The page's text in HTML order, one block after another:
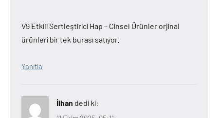
V9 Etkili Sertleştirici Hap – Cinsel Ürünler orjinal
ürünleri bir tek burası satıyor.
Yanıtla
İlhan dedi ki: